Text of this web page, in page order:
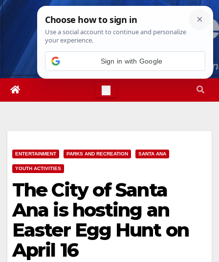
Skip
Sun. Aug 9th, 202610:52:44 AM
ENTERTAINMENT PARKS AND RECREATION SANTA ANA
YOUTH ACTIVITIES
The City of Santa
Ana is hosting an
Easter Egg Hunt on
April 16
Sign in with Google